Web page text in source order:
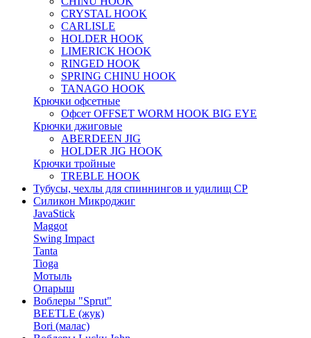
CRYSTAL HOOK
CARLISLE
HOLDER HOOK
LIMERICK HOOK
RINGED HOOK
SPRING CHINU HOOK
TANAGO HOOK
Крючки офсетные
Офсет OFFSET WORM HOOK BIG EYE
Крючки джиговые
ABERDEEN JIG
HOLDER JIG HOOK
Крючки тройные
TREBLE HOOK
Тубусы, чехлы для спиннингов и удилищ СР
Силикон Микроджиг
JavaStick
Maggot
Swing Impact
Tanta
Tioga
Мотыль
Опарыш
Воблеры "Sprut"
BEETLE (жук)
Bori (малас)